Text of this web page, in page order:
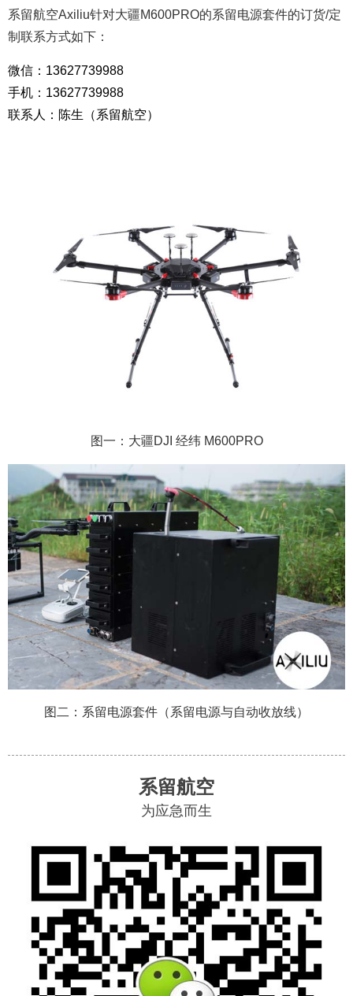
系留航空Axiliu针对大疆M600PRO的系留电源套件的订货/定
制联系方式如下：
微信：13627739988
手机：13627739988
联系人：陈生（系留航空）
图一： 大疆DJI 经纬 M600PRO
图二： 系留电源套件（系留电源与自动收放线）
系留航空
为应急而生